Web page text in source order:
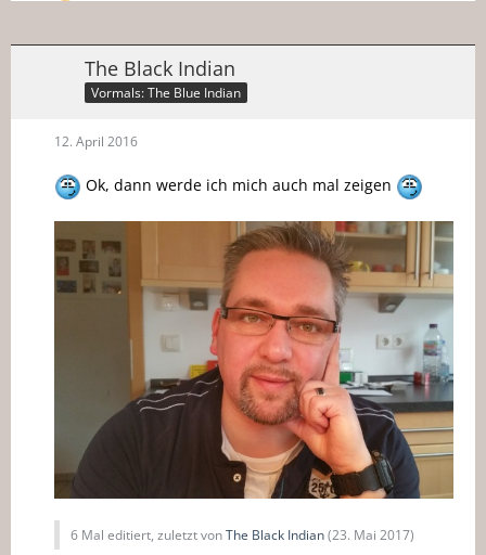
The Black Indian
Vormals: The Blue Indian
12. April 2016
Ok, dann werde ich mich auch mal zeigen
6 Mal editiert, zuletzt vonThe Black Indian(23. Mai 2017)